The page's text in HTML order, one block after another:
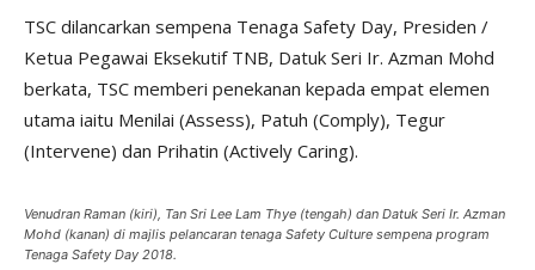
TSC dilancarkan sempena Tenaga Safety Day, Presiden /
Ketua Pegawai Eksekutif TNB, Datuk Seri Ir. Azman Mohd
berkata, TSC memberi penekanan kepada empat elemen
utama iaitu Menilai (Assess), Patuh (Comply), Tegur
(Intervene) dan Prihatin (Actively Caring).
Venudran Raman (kiri), Tan Sri Lee Lam Thye (tengah) dan Datuk Seri Ir. Azman
Mohd (kanan) di majlis pelancaran tenaga Safety Culture sempena program
Tenaga Safety Day 2018.